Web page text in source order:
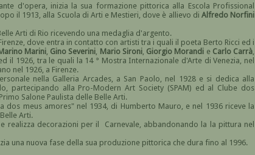
d'opera, inizia la sua formazione pittorica alla Escola Profissional
il 1913, alla Scuola di Arti e Mestieri, dove è allievo di Alfredo Norfini
Arti di Rio ricevendo una medaglia d'argento.
dove entra in contatto con artisti tra i quali il poeta Berto Ricci ed i
Marini, Gino Severini Mario Sironi, Giorgio Morandi e Carlo Carrà
il 1926, tra le quali la 14 ° Mostra Internazionale d'Arte di Venezia, nel
nel 1926, a Firenze.
nella Galleria Arcades, a San Paolo, nel 1928 e si dedica alla
partecipando alla Pro-Modern Art Society (SPAM) ed al Clube dos
Salone Paulista delle Belle Arti.
dos meus amores" nel 1934, di Humberto Mauro, e nel 1936 riceve la
Arti.
realizza decorazioni per il Carnevale, abbandonando la la pittura nel
una nuova fase della sua produzione pittorica che dura fino al 1996.